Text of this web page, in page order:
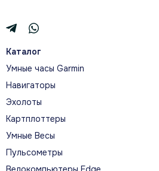
Каталог
Умные часы Garmin
Навигаторы
Эхолоты
Картплоттеры
Умные Весы
Пульсометры